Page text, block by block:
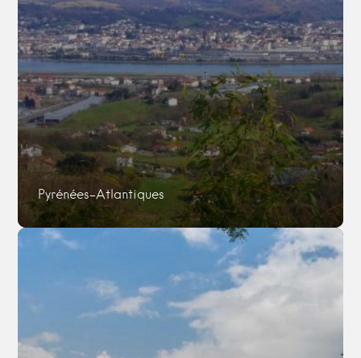
Pyrénées-Atlantiques